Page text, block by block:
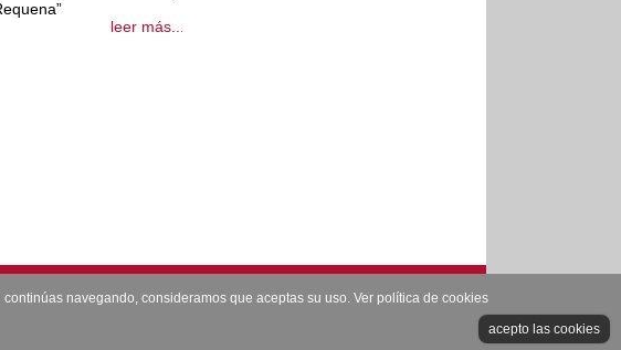
leer más...
Teléfono: 965825222 Depósito Legal: AB-303-1.996
navegando, consideramos que aceptas su uso. Ver política de cookies
acepto las cookies